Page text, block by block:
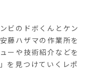
ビのドボくんとケン
藤ハザマの作業所を
ーや技術紹介などを
を見つけていくレポ